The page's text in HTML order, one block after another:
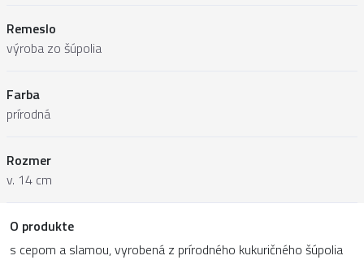
Remeslo
výroba zo šúpolia
Farba
prírodná
Rozmer
v. 14 cm
O produkte
s cepom a slamou, vyrobená z prírodného kukuričného šúpolia